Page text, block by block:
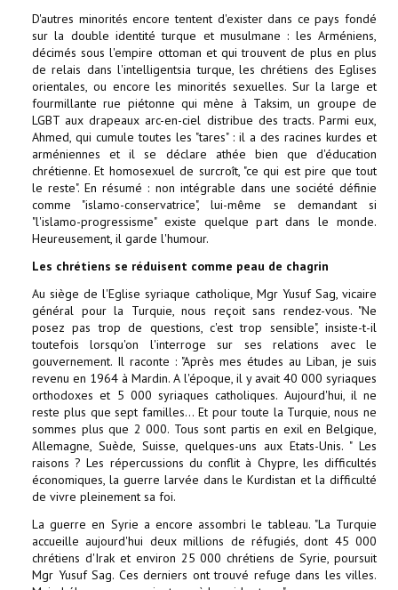
D'autres minorités encore tentent d'exister dans ce pays fondé
sur la double identité turque et musulmane : les Arméniens,
décimés sous l'empire ottoman et qui trouvent de plus en plus
de relais dans l'intelligentsia turque, les chrétiens des Eglises
orientales, ou encore les minorités sexuelles. Sur la large et
fourmillante rue piétonne qui mène à Taksim, un groupe de
LGBT aux drapeaux arc-en-ciel distribue des tracts. Parmi eux,
Ahmed, qui cumule toutes les "tares" : il a des racines kurdes et
arméniennes et il se déclare athée bien que d'éducation
chrétienne. Et homosexuel de surcroît, "ce qui est pire que tout
le reste". En résumé : non intégrable dans une société définie
comme "islamo-conservatrice", lui-même se demandant si
"l'islamo-progressisme" existe quelque part dans le monde.
Heureusement, il garde l'humour.
Les chrétiens se réduisent comme peau de chagrin
Au siège de l'Eglise syriaque catholique, Mgr Yusuf Sag, vicaire
général pour la Turquie, nous reçoit sans rendez-vous. "Ne
posez pas trop de questions, c'est trop sensible", insiste-t-il
toutefois lorsqu'on l'interroge sur ses relations avec le
gouvernement. Il raconte : "Après mes études au Liban, je suis
revenu en 1964 à Mardin. A l'époque, il y avait 40 000 syriaques
orthodoxes et 5 000 syriaques catholiques. Aujourd'hui, il ne
reste plus que sept familles... Et pour toute la Turquie, nous ne
sommes plus que 2 000. Tous sont partis en exil en Belgique,
Allemagne, Suède, Suisse, quelques-uns aux Etats-Unis. " Les
raisons ? Les répercussions du conflit à Chypre, les difficultés
économiques, la guerre larvée dans le Kurdistan et la difficulté
de vivre pleinement sa foi.
La guerre en Syrie a encore assombri le tableau. "La Turquie
accueille aujourd'hui deux millions de réfugiés, dont 45 000
chrétiens d'Irak et environ 25 000 chrétiens de Syrie, poursuit
Mgr Yusuf Sag. Ces derniers ont trouvé refuge dans les villes.